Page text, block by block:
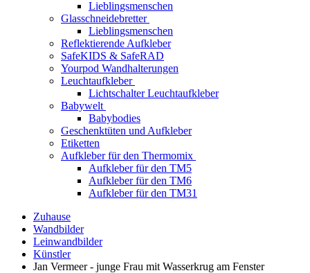
Lieblingsmenschen
Glasschneidebretter
Lieblingsmenschen
Reflektierende Aufkleber
SafeKIDS & SafeRAD
Yourpod Wandhalterungen
Leuchtaufkleber
Lichtschalter Leuchtaufkleber
Babywelt
Babybodies
Geschenktüten und Aufkleber
Etiketten
Aufkleber für den Thermomix
Aufkleber für den TM5
Aufkleber für den TM6
Aufkleber für den TM31
Zuhause
Wandbilder
Leinwandbilder
Künstler
Jan Vermeer - junge Frau mit Wasserkrug am Fenster